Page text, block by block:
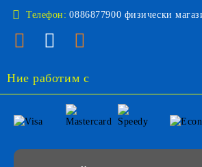
Телефон: 0886877900 физически
Ние работим с